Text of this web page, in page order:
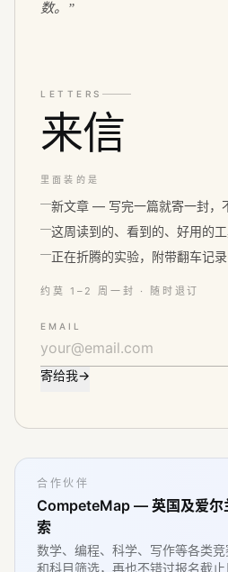
数。
”
LETTERS
来信
里面装的是
新文章 — 写完一篇就寄一封，
这周读到的、看到的、好用的
正在折腾的实验，附带翻车记录
约莫 1–2 周一封 · 随时退订
EMAIL
寄给我→
合作伙伴
CompeteMap — 英国及爱尔
索
数学、编程、科学、写作等各类
和科目筛选，再也不错过报名截止